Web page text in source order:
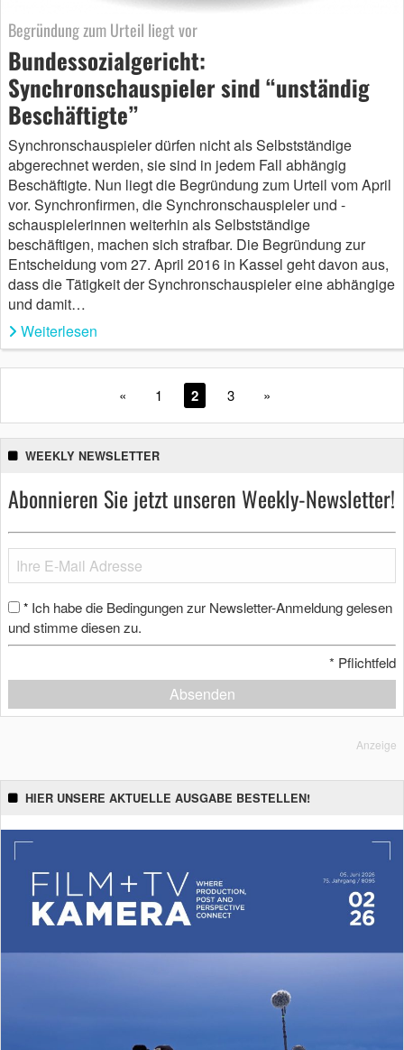
Begründung zum Urteil liegt vor
Bundessozialgericht:
Synchronschauspieler sind “unständig
Beschäftigte”
Synchronschauspieler dürfen nicht als Selbstständige
abgerechnet werden, sie sind in jedem Fall abhängig
Beschäftigte. Nun liegt die Begründung zum Urteil vom April
vor. Synchronfirmen, die Synchronschauspieler und -
schauspielerinnen weiterhin als Selbstständige
beschäftigen, machen sich strafbar. Die Begründung zur
Entscheidung vom 27. April 2016 in Kassel geht davon aus,
dass die Tätigkeit der Synchronschauspieler eine abhängige
und damit…
Weiterlesen
« 1 2 3 »
WEEKLY NEWSLETTER
Abonnieren Sie jetzt unseren Weekly-Newsletter!
* Ich habe die Bedingungen zur Newsletter-Anmeldung gelesen
und stimme diesen zu.
* Pflichtfeld
Absenden
Anzeige
HIER UNSERE AKTUELLE AUSGABE BESTELLEN!